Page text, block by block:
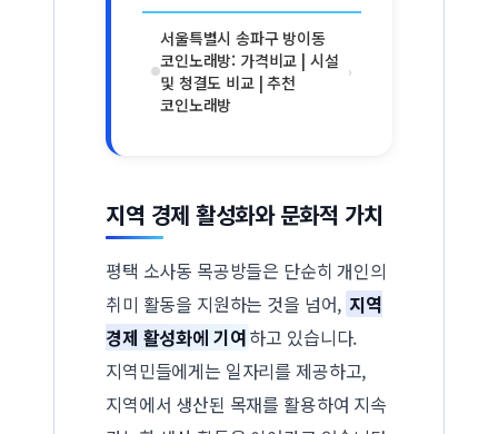
서울특별시 송파구 방이동
코인노래방: 가격비교 | 시설
및 청결도 비교 | 추천
코인노래방
›
지역 경제 활성화와 문화적 가치
평택 소사동 목공방들은 단순히 개인의
취미 활동을 지원하는 것을 넘어, 지역
경제 활성화에 기여하고 있습니다.
지역민들에게는 일자리를 제공하고,
지역에서 생산된 목재를 활용하여 지속